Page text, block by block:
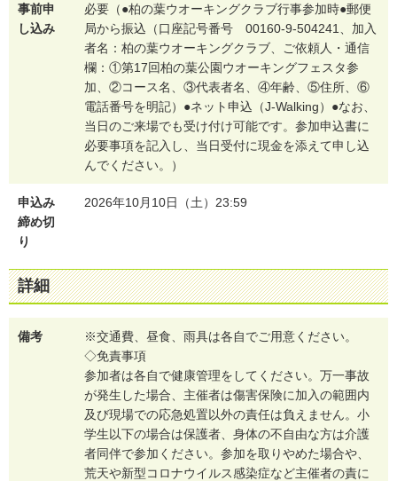
事前申
し込み
必要（●柏の葉ウオーキングクラブ行事参加時●郵便
局から振込（口座記号番号 00160-9-504241、加入
者名：柏の葉ウオーキングクラブ、ご依頼人・通信
欄：①第17回柏の葉公園ウオーキングフェスタ参
加、②コース名、③代表者名、④年齢、⑤住所、⑥
電話番号を明記）●ネット申込（J-Walking）●なお、
当日のご来場でも受け付け可能です。参加申込書に
必要事項を記入し、当日受付に現金を添えて申し込
んでください。）
申込み
締め切
り
2026年10月10日（土）23:59
詳細
備考
※交通費、昼食、雨具は各自でご用意ください。
◇免責事項
参加者は各自で健康管理をしてください。万一事故
が発生した場合、主催者は傷害保険に加入の範囲内
及び現場での応急処置以外の責任は負えません。小
学生以下の場合は保護者、身体の不自由な方は介護
者同伴で参加ください。参加を取りやめた場合や、
荒天や新型コロナウイルス感染症など主催者の責に